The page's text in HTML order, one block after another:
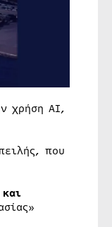
χρήση AI,
που